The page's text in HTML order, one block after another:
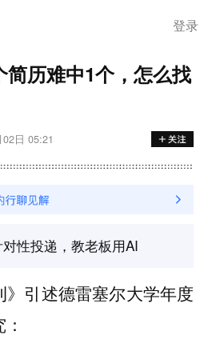
登录
简历难中1个，怎么找
日 05:21
性投递，教老板用AI
引述德雷塞尔大学年度